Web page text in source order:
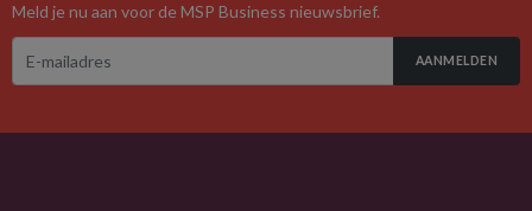
Meld je nu aan voor de MSP Business nieuwsbrief.
AANMELDEN